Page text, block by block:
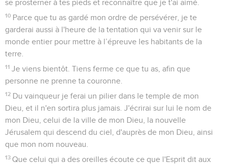
se prosterner à tes pieds et reconnaître que je t'ai aimé.
10 Parce que tu as gardé mon ordre de persévérer, je te
garderai aussi à l'heure de la tentation qui va venir sur le
monde entier pour mettre à l’épreuve les habitants de la
terre.
11 Je viens bientôt. Tiens ferme ce que tu as, afin que
personne ne prenne ta couronne.
12 Du vainqueur je ferai un pilier dans le temple de mon
Dieu, et il n'en sortira plus jamais. J'écrirai sur lui le nom de
mon Dieu, celui de la ville de mon Dieu, la nouvelle
Jérusalem qui descend du ciel, d'auprès de mon Dieu, ainsi
que mon nom nouveau.
13 Que celui qui a des oreilles écoute ce que l'Esprit dit aux